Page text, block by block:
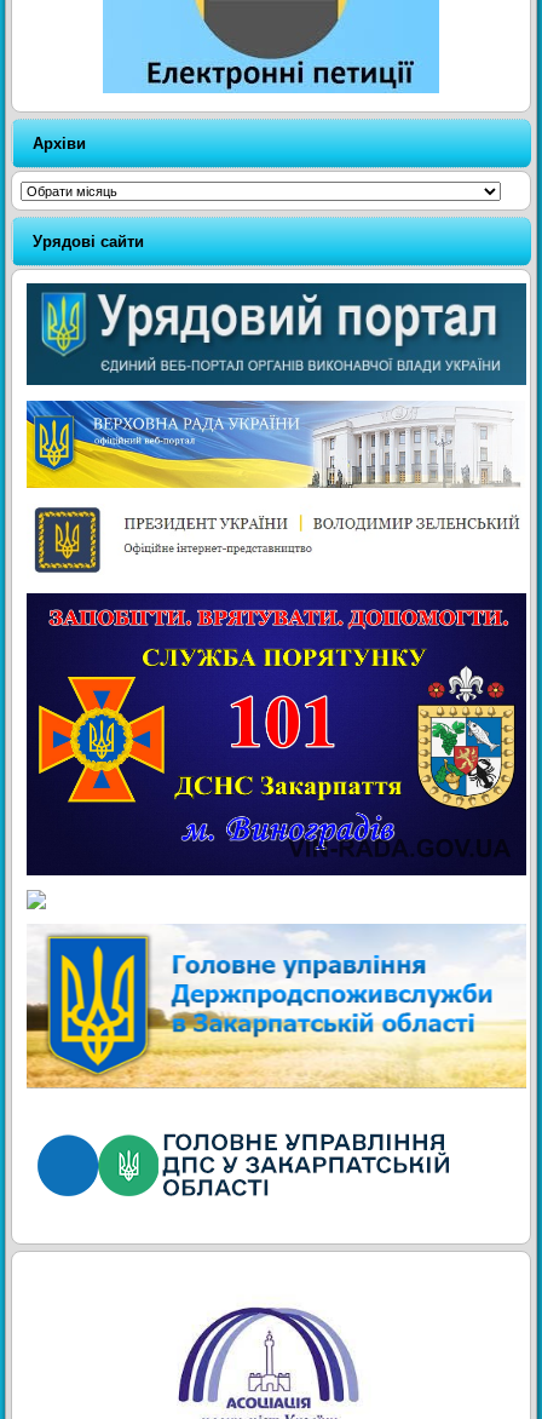
Архіви
Архіви
Урядові сайти